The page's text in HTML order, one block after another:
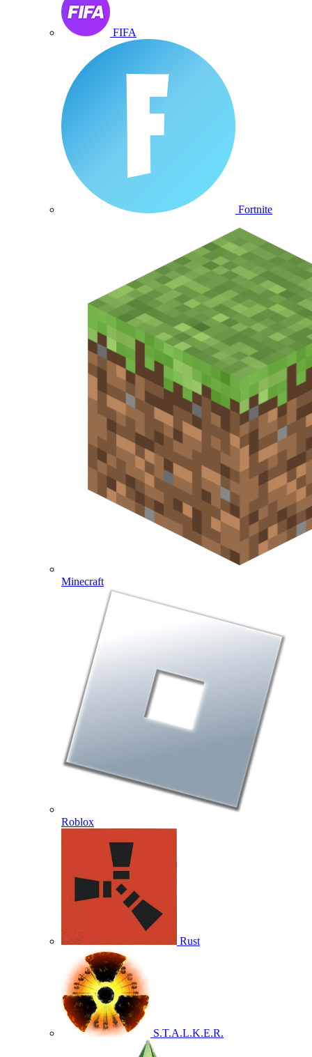
FIFA
Fortnite
Minecraft
Roblox
Rust
S.T.A.L.K.E.R.